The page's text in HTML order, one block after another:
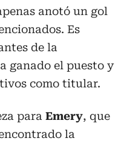
anotó un gol
Es
de la
ganado el puesto y
como titular.
para Emery, que
la